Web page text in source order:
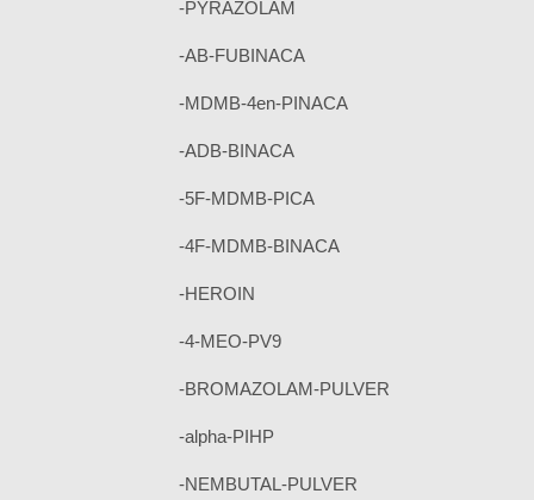
-PYRAZOLAM
-AB-FUBINACA
-MDMB-4en-PINACA
-ADB-BINACA
-5F-MDMB-PICA
-4F-MDMB-BINACA
-HEROIN
-4-MEO-PV9
-BROMAZOLAM-PULVER
-alpha-PIHP
-NEMBUTAL-PULVER